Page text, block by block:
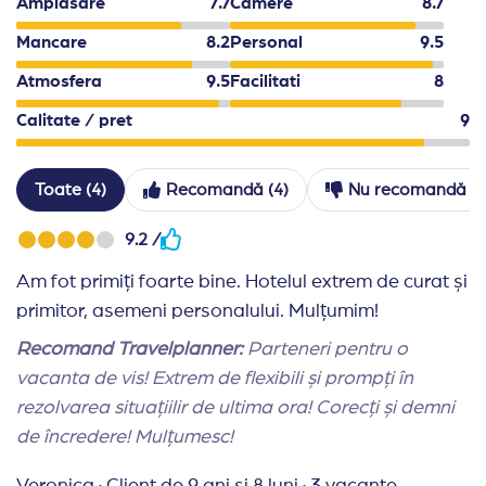
Mancare 8.2Personal 9.5
Atmosfera 9.5Facilitati 8
Calitate / pret 9
Toate (4) Recomandă (4) Nu recomandă
9.2 /
Am fot primiți foarte bine. Hotelul extrem de curat și
primitor, asemeni personalului. Mulțumim!
Recomand Travelplanner:Parteneri pentru o
vacanta de vis! Extrem de flexibili și prompți în
rezolvarea situațiilir de ultima ora! Corecți și demni
de încredere! Mulțumesc!